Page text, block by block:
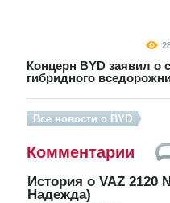
Концерн BYD заявил о
гибридного
Все новости о BYD
Комментарии
История о VAZ 2120
Надежда)